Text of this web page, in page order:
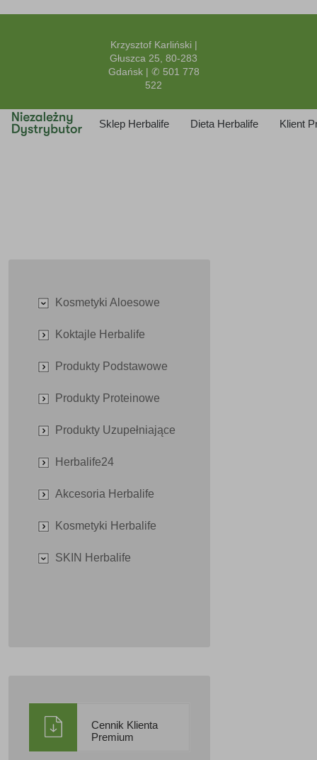
Krzysztof Karliński |
Głuszca 25, 80-283
Gdańsk | ✆ 501 778
522
Sklep Herbalife Dieta Herbalife Klient
Kosmetyki Aloesowe
Koktajle Herbalife
Produkty Podstawowe
Produkty Proteinowe
Produkty Uzupełniające
Herbalife24
Akcesoria Herbalife
Kosmetyki Herbalife
SKIN Herbalife
Cennik Klienta
Premium